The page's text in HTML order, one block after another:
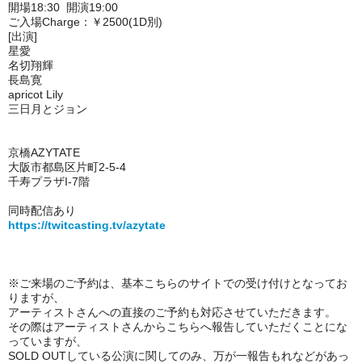
開場18:30 開演19:00
ご入場Charge：￥2500(1D別)
[出演]
星愛
名切翔輝
長島寛
apricot Lily
三日月とジョン
京橋AZYTATE
大阪市都島区片町2-5-4
千寿プラザI-7階
同時配信あり
https://twitcasting.tv/azytate
※ご来場のご予約は、基本こちらのサイトでの受け付けとなってお
りますが、
アーティストさんへの直接のご予約も対応させていただきます。
その際はアーティストさんからこちらへ報告していただくことにな
っていますが、
SOLD OUTしている公演に関してのみ、 万が一報告もれなどがあっ